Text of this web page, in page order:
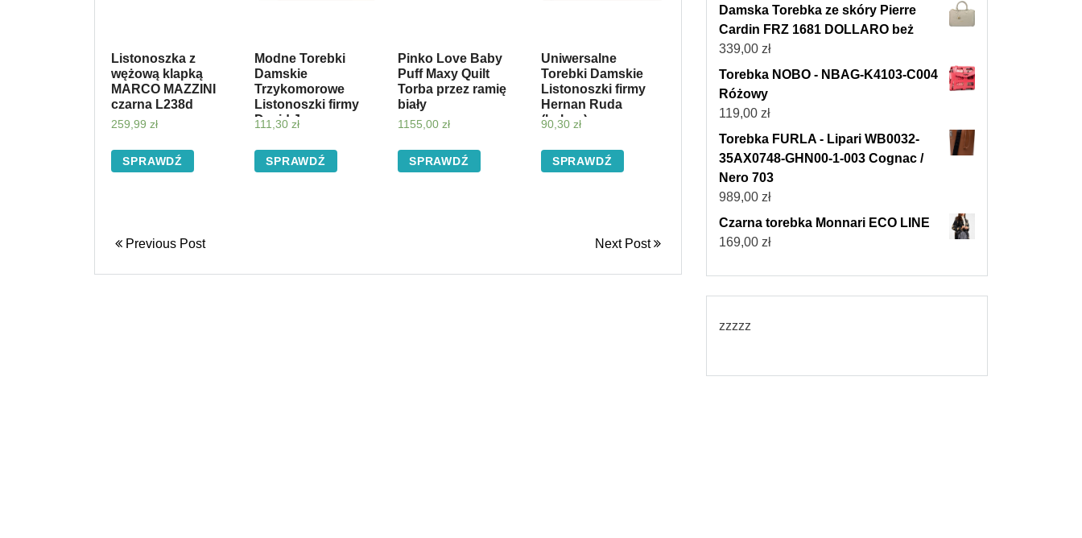
Listonoszka z
wężową klapką
MARCO MAZZINI
czarna L238d
259,99 zł
SPRAWDŹ
Modne Torebki
Damskie
Trzykomorowe
Listonoszki firmy
David Jones
111,30 zł
SPRAWDŹ
Pinko Love Baby
Puff Maxy Quilt
Torba przez ramię
biały
1155,00 zł
SPRAWDŹ
Uniwersalne
Torebki Damskie
Listonoszki firmy
Hernan Ruda
(kolory)
90,30 zł
SPRAWDŹ
Previous Post Next Post
Damska Torebka ze skóry Pierre
Cardin FRZ 1681 DOLLARO beż
339,00 zł
Torebka NOBO - NBAG-K4103-C004
Różowy
119,00 zł
Torebka FURLA - Lipari WB0032-
35AX0748-GHN00-1-003 Cognac /
Nero 703
989,00 zł
Czarna torebka Monnari ECO LINE
169,00 zł
zzzzz